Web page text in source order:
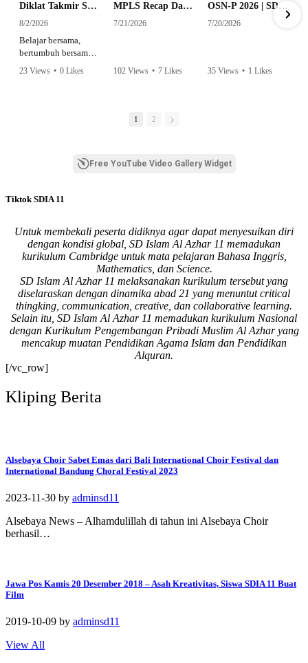
Diklat Takmir SDI Al Azhar 11 Surabaya
8/2/2026
Belajar bersama,
bertumbuh bersama,
amanah.
mencetak pemimpin-
bertanggung jawab,
dengan penuh
keikhlasan.
Bismillah, semoga
setiap langkah
menjadi ladang
kebaikan🌱
#SDIAIAzhar11Surab
aya #DiklatTakmir
#PemimpinMuda
#Berakhlak Mulia
#surabaya #sekolah
#sekolahsurabaya
23 Views • 0 Likes
MPLS Recap Day 1 - SDI Al Azhar 11 Surabaya
7/21/2026
102 Views • 7 Likes
OSN-P 2026 | SD - 20533043 - SD ISLAM AL AZHAR 11 SURABAYA | IPA
7/20/2026
35 Views • 1 Likes
1 2
Free YouTube Video Gallery Widget
Tiktok SDIA 11
Untuk membekali peserta didiknya agar dapat menyesuikan diri
dengan kondisi global, SD Islam Al Azhar 11 memadukan
kurikulum Cambridge untuk mata pelajaran Bahasa Inggris,
Mathematics, dan Science.
SD Islam Al Azhar 11 melaksanakan kurikulum tersebut yang
diselaraskan dengan dinamika abad 21 yang menuntut critical
thingking, communication, creative, dan collaborative learning.
Selain itu, SD Islam Al Azhar 11 memadukan kurikulum Nasional
dengan Kurikulum Pengembangan Pribadi Muslim Al Azhar yang
mencakup muatan Pendidikan Agama Islam dan Pendidikan
Alquran.
[/vc_row]
Kliping Berita
Alsebaya Choir Sabet Emas dari Bali International Choir Festival dan
International Bandung Choral Festival 2023
2023-11-30 by adminsd11
Alsebaya News – Alhamdulillah di tahun ini Alsebaya Choir
berhasil…
Jawa Pos Kamis 20 Desember 2018 – Asah Kreativitas, Siswa SDIA 11 Buat
Film
2019-10-09 by adminsd11
View All